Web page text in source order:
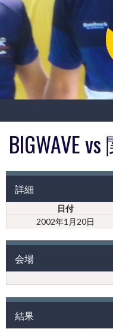
Skip
content
BIGWAVE
詳細
日付
2002年1月20日
会場
結果